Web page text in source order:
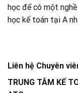
học để có một
học kế toán tại A
Liên hệ Chuyên
TRUNG TÂM KẾ